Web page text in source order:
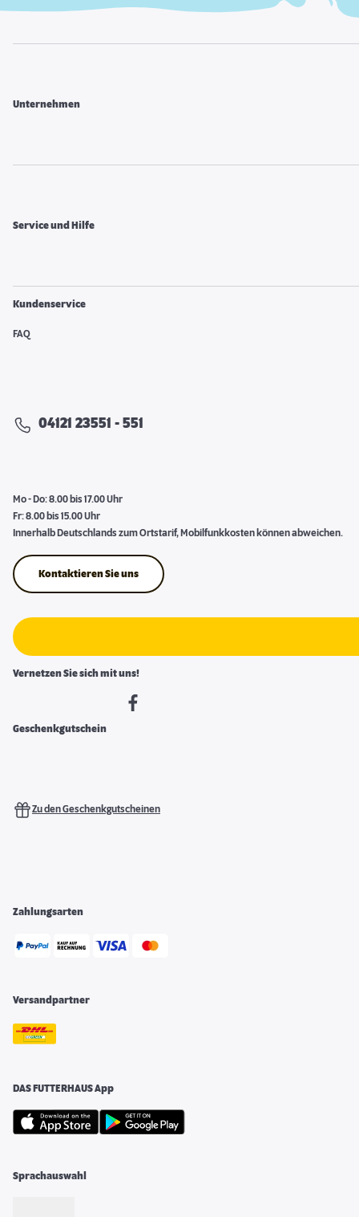
Unternehmen
Service und Hilfe
Kundenservice
FAQ
04121 23551 - 551
Mo - Do: 8.00 bis 17.00 Uhr
Fr: 8.00 bis 15.00 Uhr
Innerhalb Deutschlands zum Ortstarif, Mobilfunkkosten können abweichen.
Kontaktieren Sie uns
Vernetzen Sie sich mit uns!
Geschenkgutschein
Zu den Geschenkgutscheinen
Zahlungsarten
Versandpartner
DAS FUTTERHAUS App
Sprachauswahl